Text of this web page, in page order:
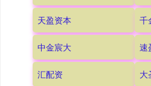
天盈资本 千
中金宸大 速
汇配资 大